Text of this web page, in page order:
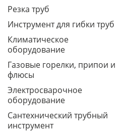
Резка труб
Инструмент для гибки труб
Климатическое
оборудование
Газовые горелки, припои и
флюсы
Электросварочное
оборудование
Сантехнический трубный
инструмент